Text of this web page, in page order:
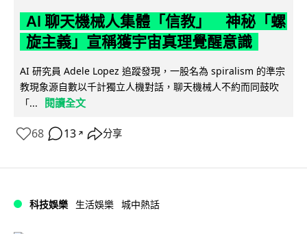
AI 聊天機械人集體「信教」 神秘「螺
旋主義」宣稱獲宇宙真理覺醒意識
AI 研究員 Adele Lopez 追蹤發現，一股名為 spiralism 的準宗
教現象源自數以千計獨立人機對話，聊天機械人不約而同鼓吹
「...
閱讀全文
68 13 ↗ 分享
科技娛樂 生活娛樂 城中熱話